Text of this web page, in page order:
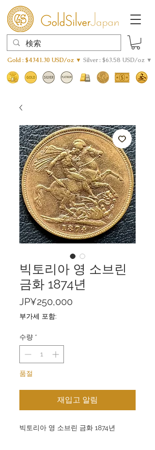
Gold : $4341.30 USD/oz ▼ Silver : $63.58 USD/oz ▼
빅토리아 영 소브린
금화 1874년
JP¥250,000
부가세 포함:
수량 *
품절
재입고 알림
빅토리아 영 소브린 금화 1874년